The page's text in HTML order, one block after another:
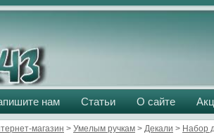
нам Статьи О сайте
магазин > Умелым ручкам > Декали > Набор